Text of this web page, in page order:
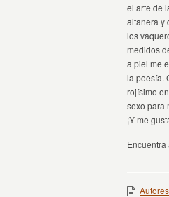
el arte de
altanera y
los
medidos
a piel me
la poesía.
rojísimo
sexo para
¡Y me
Encuentra
Autores